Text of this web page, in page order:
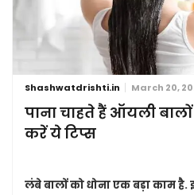
Shashwatdrishti.in March 20,
पाना चाहते हैं ऑयली
करें ये टिप्स
लंबे बालों को धोना एक बड़ा काम